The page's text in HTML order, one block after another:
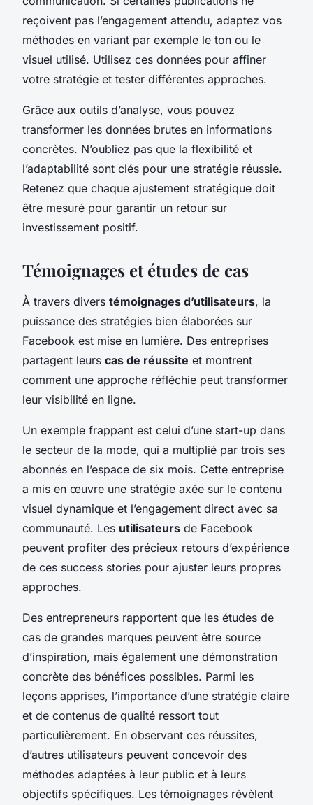
reçoivent pas l’engagement attendu, adaptez vos
méthodes en variant par exemple le ton ou le
visuel utilisé. Utilisez ces données pour affiner
votre stratégie et tester différentes approches.
Grâce aux outils d’analyse, vous pouvez
transformer les données brutes en informations
concrètes. N’oubliez pas que la flexibilité et
l’adaptabilité sont clés pour une stratégie réussie.
Retenez que chaque ajustement stratégique doit
être mesuré pour garantir un retour sur
investissement positif.
Témoignages et études de cas
À travers divers témoignages d’utilisateurs, la
puissance des stratégies bien élaborées sur
Facebook est mise en lumière. Des entreprises
partagent leurs cas de réussite et montrent
comment une approche réfléchie peut transformer
leur visibilité en ligne.
Un exemple frappant est celui d’une start-up dans
le secteur de la mode, qui a multiplié par trois ses
abonnés en l’espace de six mois. Cette entreprise
a mis en œuvre une stratégie axée sur le contenu
visuel dynamique et l’engagement direct avec sa
communauté. Les utilisateurs de Facebook
peuvent profiter des précieux retours d’expérience
de ces success stories pour ajuster leurs propres
approches.
Des entrepreneurs rapportent que les études de
cas de grandes marques peuvent être source
d’inspiration, mais également une démonstration
concrète des bénéfices possibles. Parmi les
leçons apprises, l’importance d’une stratégie claire
et de contenus de qualité ressort tout
particulièrement. En observant ces réussites,
d’autres utilisateurs peuvent concevoir des
méthodes adaptées à leur public et à leurs
objectifs spécifiques. Les témoignages révèlent